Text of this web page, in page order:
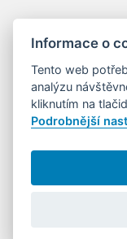
Informace o
Tento web
analýzu
kliknutím na
Podrobnější